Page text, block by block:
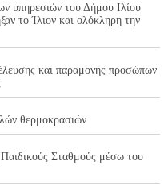
υπηρεσιών του Δήμου Ιλίου
το Ίλιον και ολόκληρη την
και παραμονής προσώπων
θερμοκρασιών
Σταθμούς μέσω του